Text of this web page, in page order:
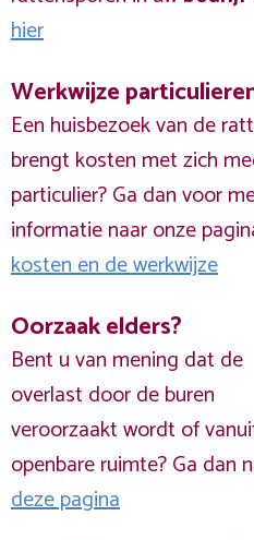
hier
Werkwijze
Een huisbezoek van de
brengt kosten met zich
particulier? Ga dan voor
informatie naar onze
kosten en de werkwijze
Oorzaak elders?
Bent u van mening dat de
overlast door de buren
veroorzaakt wordt of
openbare ruimte? Ga dan
deze pagina